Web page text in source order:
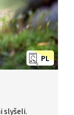
PL
slyšeli.